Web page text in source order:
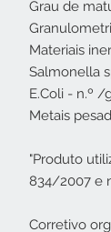
Grau de
Materiais
Salmonella
E.Coli - n.º /
Metais
"Produto
834/2007 e
Corretivo